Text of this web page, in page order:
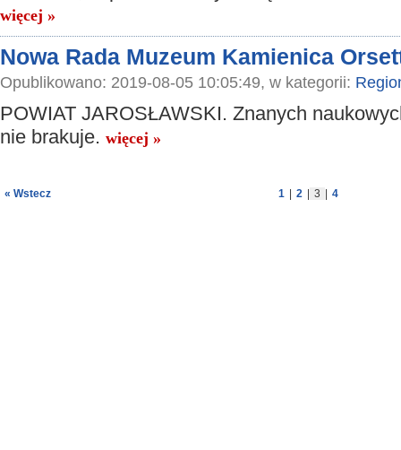
więcej »
Nowa Rada Muzeum Kamienica
Opublikowano: 2019-08-05 10:05:49, w kategorii:
POWIAT JAROSŁAWSKI. Znanych
nie brakuje. więcej »
« Wstecz 1 2 3 4